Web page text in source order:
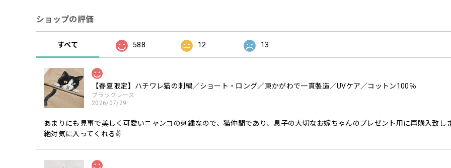
ショップの評価
すべて 588 12 13
【春夏限定】ハチワレ猫の刺繍／ショート・ロング／東かがわで一貫製造／UVケア／コットン100％
ブラックレース
2026/07/29
あまりにも見事で美しく可愛いニャンコの刺繍なので、猫仲間であり、息子の大切なお嫁ちゃんのプレゼント用に再購入致し
絶対気に入ってくれる✌️